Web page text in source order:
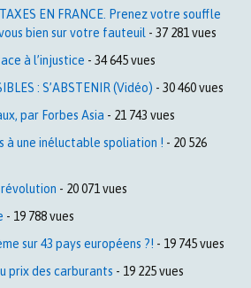
EN FRANCE. Prenez votre souffle
bien sur votre fauteuil - 37 281 vues
à l’injustice - 34 645 vues
: S’ABSTENIR (Vidéo) - 30 460 vues
par Forbes Asia - 21 743 vues
à une inéluctable spoliation ! - 20 526
révolution - 20 071 vues
- 19 788 vues
sur 43 pays européens ?! - 19 745 vues
prix des carburants - 19 225 vues